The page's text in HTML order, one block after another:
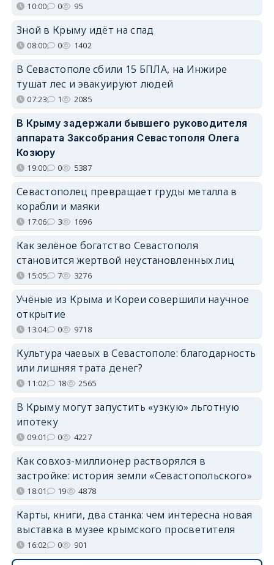
10:00 0 95
Зной в Крыму идёт на спад
08:00 0 1402
В Севастополе сбили 15 БПЛА, на Инжире
тушат лес и эвакуируют людей
07:23 1 2085
В Крыму задержали бывшего руководителя
аппарата Заксобрания Севастополя Олега
Козюру
19:00 0 5387
Севастополец превращает груды металла в
корабли и маяки
17:06 3 1696
Как зелёное богатство Севастополя
становится жертвой неустановленных лиц
15:05 7 3276
Учёные из Крыма и Кореи совершили научное
открытие
13:04 0 9718
Культура чаевых в Севастополе: благодарность
или лишняя трата денег?
11:02 18 2565
В Крыму могут запустить «узкую» льготную
ипотеку
09:01 0 4227
Как совхоз-миллионер растворялся в
застройке: история земли «Севастопольского»
18:01 19 4878
Карты, книги, два станка: чем интересна новая
выставка в музее крымского просветителя
16:02 0 901